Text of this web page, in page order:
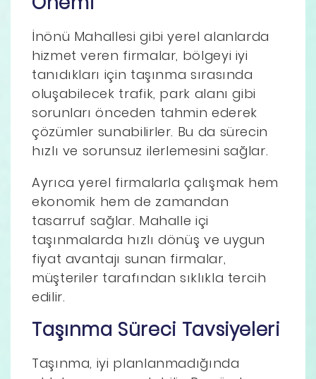
İnönü Mahallesi gibi yerel alanlarda
hizmet veren firmalar, bölgeyi iyi
tanıdıkları için taşınma sırasında
oluşabilecek trafik, park alanı gibi
sorunları önceden tahmin ederek
çözümler sunabilirler. Bu da sürecin
hızlı ve sorunsuz ilerlemesini sağlar.
Ayrıca yerel firmalarla çalışmak hem
ekonomik hem de zamandan
tasarruf sağlar. Mahalle içi
taşınmalarda hızlı dönüş ve uygun
fiyat avantajı sunan firmalar,
müşteriler tarafından sıklıkla tercih
edilir.
Taşınma Süreci Tavsiyeleri
Taşınma, iyi planlanmadığında